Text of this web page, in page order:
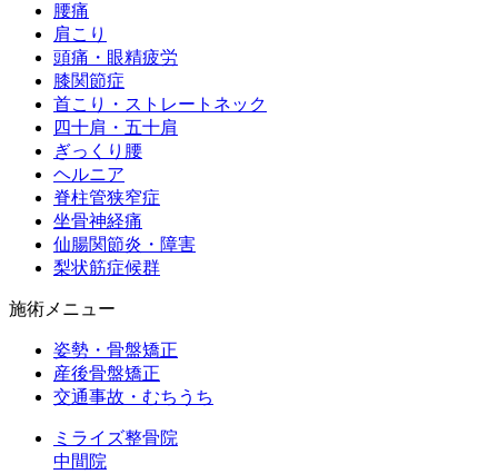
腰痛
肩こり
頭痛・眼精疲労
膝関節症
首こり・ストレートネック
四十肩・五十肩
ぎっくり腰
ヘルニア
脊柱管狭窄症
坐骨神経痛
仙腸関節炎・障害
梨状筋症候群
施術メニュー
姿勢・骨盤矯正
産後骨盤矯正
交通事故・むちうち
ミライズ整骨院
中間院